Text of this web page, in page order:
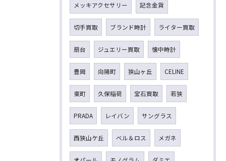
メッキアクセサリー 記念金貨
切手買取 ブランド時計 ライター買取
扇台 ジュエリー買取 懐中時計
豊岡 向陽町 狭山ヶ丘 CELINE
東町 久保稲荷 宝石買取 若狭
PRADA レイバン サングラス
西狭山ケ丘 ベル＆ロス メガネ